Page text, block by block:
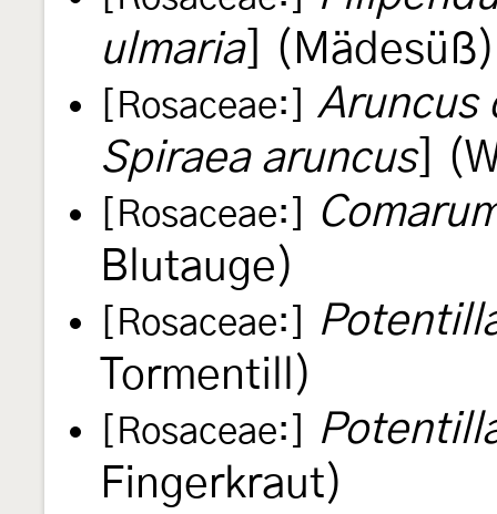
ulmaria] (Mädesüß)
[Rosaceae:]
Aruncus
Spiraea aruncus]
[Rosaceae:]
Blutauge)
[Rosaceae:]
Tormentill)
[Rosaceae:]
Fingerkraut)